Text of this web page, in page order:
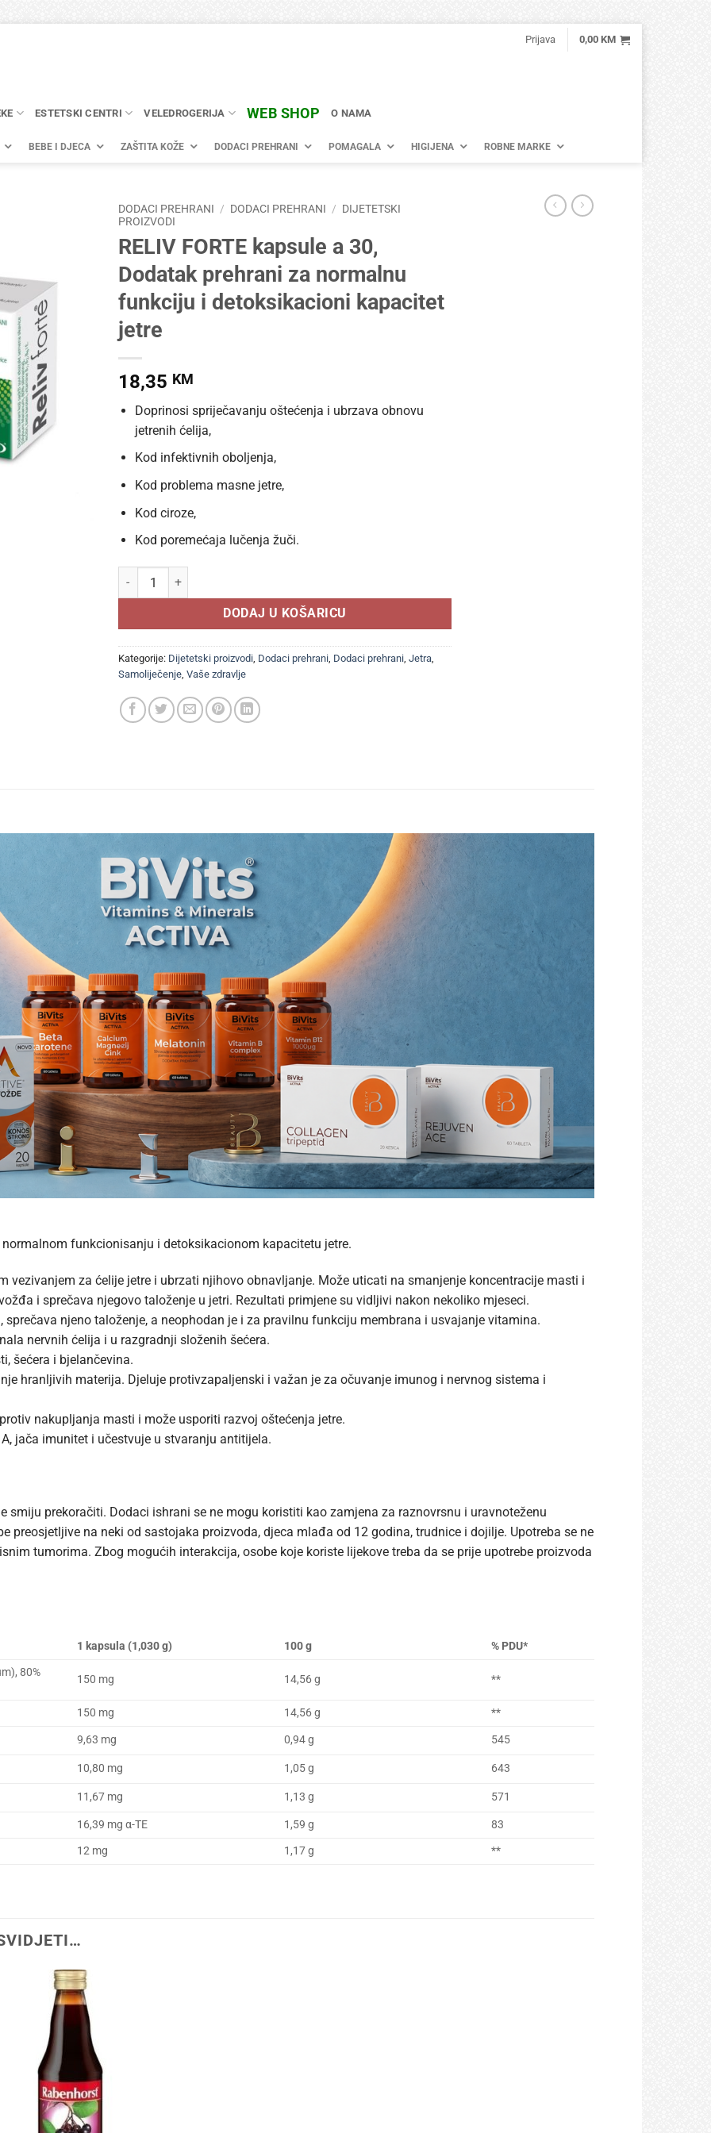
Prijava 0,00 KM
ESTETSKI CENTRI VELEDROGERIJA WEB SHOP O NAMA
BEBE I DJECA ZAŠTITA KOŽE DODACI PREHRANI POMAGALA HIGIJENA ROBNE MARKE
DODACI PREHRANI / DODACI PREHRANI / DIJETETSKI
PROIZVODI
RELIV FORTE kapsule a 30,
Dodatak prehrani za normalnu
funkciju i detoksikacioni kapacitet
jetre
18,35 KM
Doprinosi spriječavanju oštećenja i ubrzava obnovu
jetrenih ćelija,
Kod infektivnih oboljenja,
Kod problema masne jetre,
Kod ciroze,
Kod poremećaja lučenja žuči.
RELIV FORTE kapsule a 30, Dodatak prehrani za normalnu funkciju i detoksikacioni kapacitet jetre količina
DODAJ U KOŠARICU
Kategorije: Dijetetski proizvodi Dodaci prehrani Dodaci prehrani Jetra
Samoliječenje Vaše zdravlje
funkcionisanju i detoksikacionom kapacitetu jetre.
vezivanjem za ćelije jetre i ubrzati njihovo obnavljanje. Može uticati na smanjenje koncentracije masti i
i sprečava njegovo taloženje u jetri. Rezultati primjene su vidljivi nakon nekoliko mjeseci.
njeno taloženje, a neophodan je i za pravilnu funkciju membrana i usvajanje vitamina.
nervnih ćelija i u razgradnji složenih šećera.
šećera i bjelančevina.
hranljivih materija. Djeluje protivzapaljenski i važan je za očuvanje imunog i nervnog sistema i
nakupljanja masti i može usporiti razvoj oštećenja jetre.
jača imunitet i učestvuje u stvaranju antitijela.
smiju prekoračiti. Dodaci ishrani se ne mogu koristiti kao zamjena za raznovrsnu i uravnoteženu
preosjetljive na neki od sastojaka proizvoda, djeca mlađa od 12 godina, trudnice i dojilje. Upotreba se ne
tumorima. Zbog mogućih interakcija, osobe koje koriste lijekove treba da se prije upotrebe proizvoda
1 kapsula (1,030 g) 100 g
% PDU*
80%
150 mg 14,56 g **
150 mg 14,56 g
**
9,63 mg
0,94 g 545
10,80 mg 1,05 g 643
11,67 mg 1,13 g 571
16,39 mg α-TE 1,59 g
83
12 mg
1,17 g **